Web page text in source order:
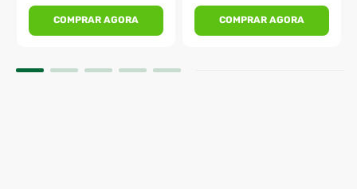
COMPRAR AGORA COMPRAR AGORA